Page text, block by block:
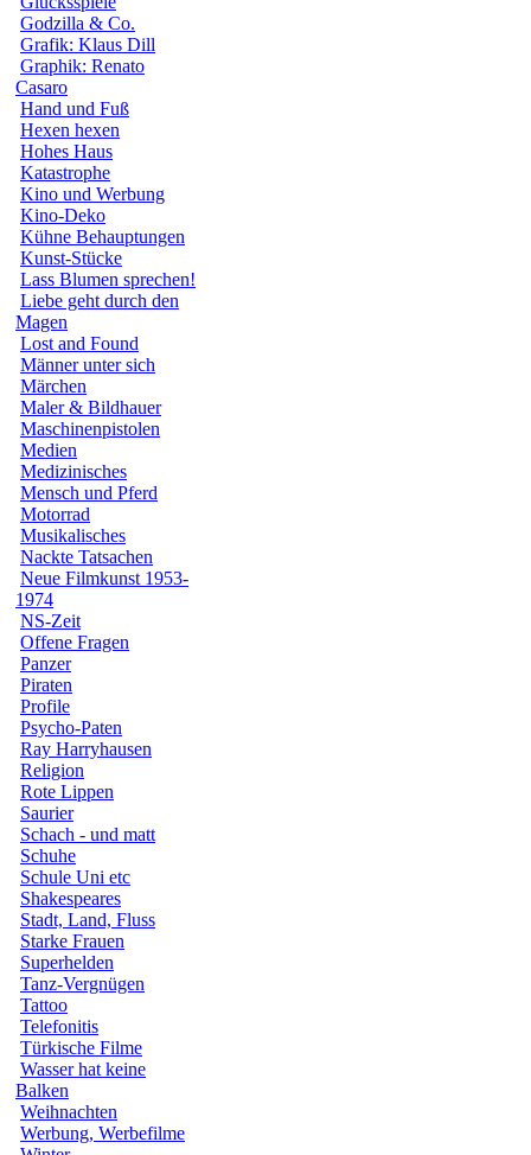
Godzilla & Co.
Grafik: Klaus Dill
Graphik: Renato
Casaro
Hand und Fuß
Hexen hexen
Hohes Haus
Katastrophe
Kino und Werbung
Kino-Deko
Kühne Behauptungen
Kunst-Stücke
Lass Blumen sprechen!
Liebe geht durch den
Magen
Lost and Found
Männer unter sich
Märchen
Maler & Bildhauer
Maschinenpistolen
Medien
Medizinisches
Mensch und Pferd
Motorrad
Musikalisches
Nackte Tatsachen
Neue Filmkunst 1953-
1974
NS-Zeit
Offene Fragen
Panzer
Piraten
Profile
Psycho-Paten
Ray Harryhausen
Religion
Rote Lippen
Saurier
Schach - und matt
Schuhe
Schule Uni etc
Shakespeares
Stadt, Land, Fluss
Starke Frauen
Superhelden
Tanz-Vergnügen
Tattoo
Telefonitis
Türkische Filme
Wasser hat keine
Balken
Weihnachten
Werbung, Werbefilme